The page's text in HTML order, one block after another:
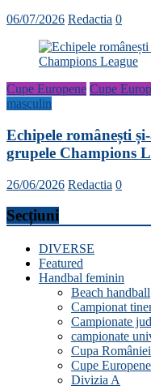
06/07/2026 Redactia 0
Cupe Europene Cupe
masculin
Echipele românești
grupele Champions
26/06/2026 Redactia 0
Secțiuni
DIVERSE
Featured
Handbal feminin
Beach handball
Campionat
Campionate
campionate
Cupa României
Cupe Europene
Divizia A